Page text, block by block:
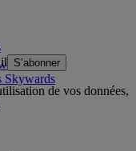
Skywards
S’abonner
de vos données,